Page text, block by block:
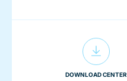
DOWNLOAD CENTER